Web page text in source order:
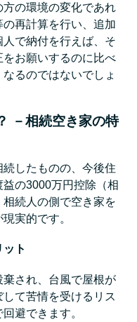
の環境の変化であれ
再計算を行い、追加
で納付を行えば、そ
お願いするのに比べ
るのではないでしょ
－相続空き家の特
したものの、今後住
の3000万円控除（相
続人の側で空き家を
実的です。
ト
され、台風で屋根が
て苦情を受けるリス
避できます。